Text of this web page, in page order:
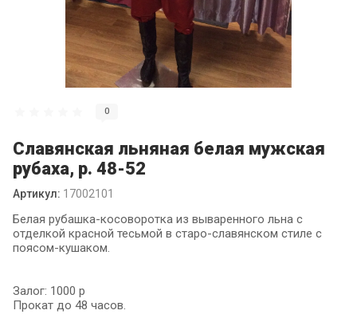
0
Славянская льняная белая мужская
рубаха, р. 48-52
Артикул: 17002101
Белая рубашка-косоворотка из вываренного льна с
отделкой красной тесьмой в старо-славянском стиле с
поясом-кушаком.
Залог: 1000 р
Прокат до 48 часов.